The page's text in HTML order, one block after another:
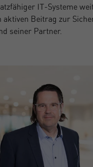
IT-Systeme
aktiven Beitrag zur
seiner Partner.